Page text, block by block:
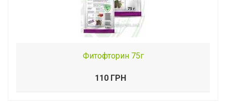
Фитофторин 75г
110 ГРН